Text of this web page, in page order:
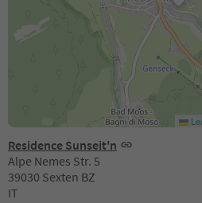
Residence Sunseit'n
Alpe Nemes Str. 5
39030 Sexten BZ
IT